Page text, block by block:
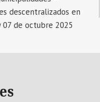
descentralizados en
de octubre 2025